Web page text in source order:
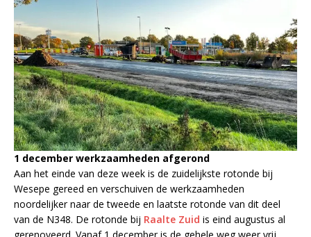
1 december werkzaamheden afgerond
Aan het einde van deze week is de zuidelijkste rotonde bij
Wesepe gereed en verschuiven de werkzaamheden
noordelijker naar de tweede en laatste rotonde van dit deel
van de N348. De rotonde bij Raalte Zuid is eind augustus al